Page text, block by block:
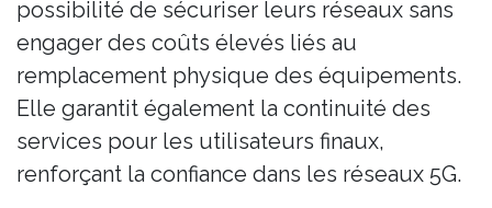
possibilité de sécuriser leurs réseaux sans
engager des coûts élevés liés au
remplacement physique des équipements.
Elle garantit également la continuité des
services pour les utilisateurs finaux,
renforçant la confiance dans les réseaux 5G.